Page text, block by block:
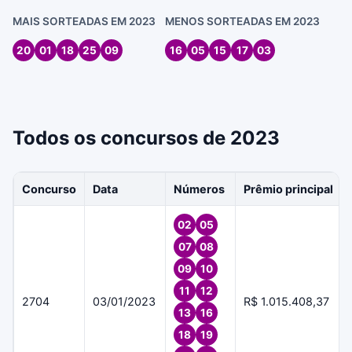
MAIS SORTEADAS EM 2023
20 01 18 25 09
MENOS SORTEADAS EM 2023
16 05 15 17 03
Todos os concursos de 2023
Concurso Data Números Prêmio principal
2704 03/01/2023
02
05
07
08
09
10
11
12
13
16
18
19
R$ 1.015.408,37